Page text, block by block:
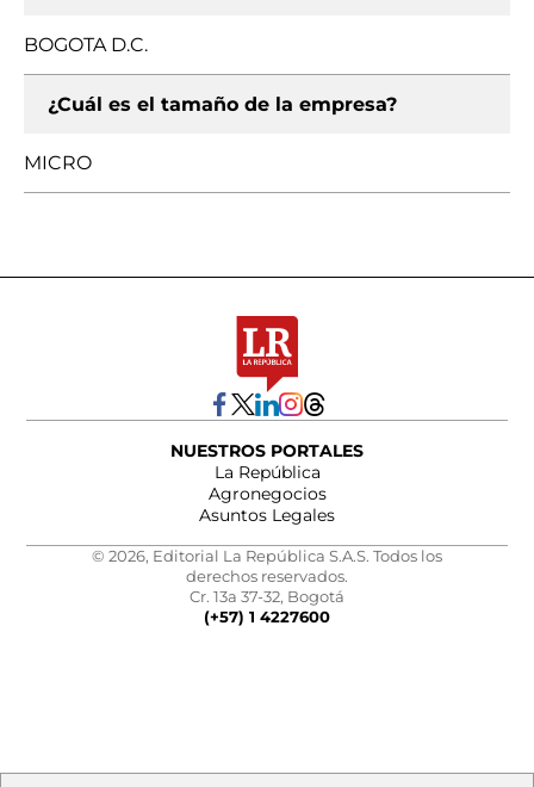
BOGOTA D.C.
¿Cuál es el tamaño de la empresa?
MICRO
NUESTROS PORTALES
La República
Agronegocios
Asuntos Legales
© 2026, Editorial La República S.A.S. Todos los
derechos reservados.
Cr. 13a 37-32, Bogotá
(+57) 1 4227600